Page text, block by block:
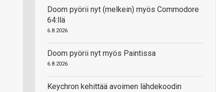
Doom pyörii nyt (melkein) myös Commodore
64:llä
6.8.2026
Doom pyörii nyt myös Paintissa
6.8.2026
Keychron kehittää avoimen lähdekoodin